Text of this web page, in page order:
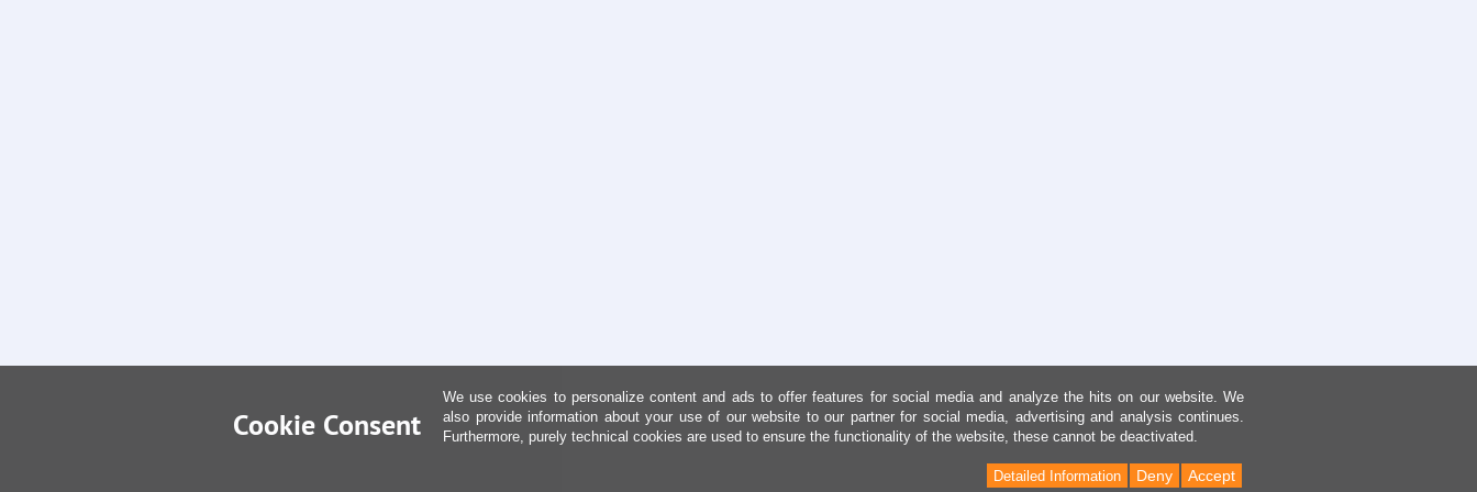
Cookie Consent
We use cookies to personalize content and ads to offer features for social media and analyze the hits on our website. We
also provide information about your use of our website to our partner for social media, advertising and analysis continues.
Furthermore, purely technical cookies are used to ensure the functionality of the website, these cannot be deactivated.
Accept
Deny
Detailed Information